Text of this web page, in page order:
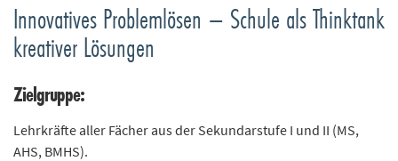
n
Innovatives Problemlösen – Schule als Thinktank
kreativer Lösungen
Zielgruppe:
Lehrkräfte aller Fächer aus der Sekundarstufe I und II (MS,
AHS, BMHS).